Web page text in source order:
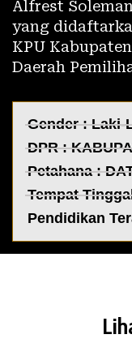
Alfrest
yang
KPU
Daerah
Gender : Laki-
DPR :
Petahana :
Tempat
Pendidikan